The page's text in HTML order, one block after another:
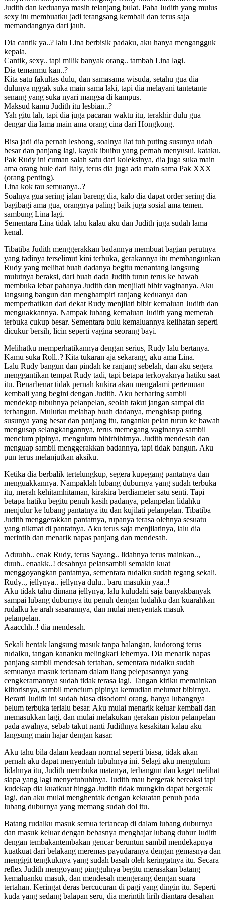
Judith dan keduanya masih telanjang bulat. Paha Judith yang mulus
sexy itu membuatku jadi terangsang kembali dan terus saja
memandangnya dari jauh.
Dia cantik ya..? lalu Lina berbisik padaku, aku hanya mengangguk
kepala.
Cantik, sexy.. tapi milik banyak orang.. tambah Lina lagi.
Dia temanmu kan..?
Kita satu fakultas dulu, dan samasama wisuda, setahu gua dia
dulunya nggak suka main sama laki, tapi dia melayani tantetante
senang yang suka nyari mangsa di kampus.
Maksud kamu Judith itu lesbian..?
Yah gitu lah, tapi dia juga pacaran waktu itu, terakhir dulu gua
dengar dia lama main ama orang cina dari Hongkong.
Bisa jadi dia pernah lesbong, soalnya liat tuh puting susunya udah
besar dan panjang lagi, kayak ibuibu yang pernah menyusui. kataku.
Pak Rudy ini cuman salah satu dari koleksinya, dia juga suka main
ama orang bule dari Italy, terus dia juga ada main sama Pak XXX
(orang penting).
Lina kok tau semuanya..?
Soalnya gua sering jalan bareng dia, kalo dia dapat order sering dia
bagibagi ama gua, orangnya paling baik juga sosial ama temen.
sambung Lina lagi.
Sementara Lina tidak tahu kalau aku dan Judith juga sudah lama
kenal.
Tibatiba Judith menggerakkan badannya membuat bagian perutnya
yang tadinya terselimut kini terbuka, gerakannya itu membangunkan
Rudy yang melihat buah dadanya begitu menantang langsung
mulutnya beraksi, dari buah dada Judith turun terus ke bawah
membuka lebar pahanya Judith dan menjilati bibir vaginanya. Aku
langsung bangun dan menghampiri ranjang keduanya dan
memperhatikan dari dekat Rudy menjilati bibir kemaluan Judith dan
menguakkannya. Nampak lubang kemaluan Judith yang memerah
terbuka cukup besar. Sementara bulu kemaluannya kelihatan seperti
dicukur bersih, licin seperti vagina seorang bayi.
Melihatku memperhatikannya dengan serius, Rudy lalu bertanya.
Kamu suka Roll..? Kita tukaran aja sekarang, aku ama Lina.
Lalu Rudy bangun dan pindah ke ranjang sebelah, dan aku segera
menggantikan tempat Rudy tadi, tapi betapa terkoyaknya hatiku saat
itu. Benarbenar tidak pernah kukira akan mengalami pertemuan
kembali yang begini dengan Judith. Aku berbaring sambil
mendekap tubuhnya pelanpelan, seolah takut jangan sampai dia
terbangun. Mulutku melahap buah dadanya, menghisap puting
susunya yang besar dan panjang itu, tanganku pelan turun ke bawah
mengusap selangkangannya, terus memegang vaginanya sambil
mencium pipinya, mengulum bibirbibirnya. Judith mendesah dan
menguap sambil menggerakkan badannya, tapi tidak bangun. Aku
pun terus melanjutkan aksiku.
Ketika dia berbalik tertelungkup, segera kupegang pantatnya dan
menguakkannya. Nampaklah lubang duburnya yang sudah terbuka
itu, merah kehitamhitaman, kirakira berdiameter satu senti. Tapi
betapa hatiku begitu penuh kasih padanya, pelanpelan lidahku
menjulur ke lubang pantatnya itu dan kujilati pelanpelan. Tibatiba
Judith menggerakkan pantatnya, rupanya terasa olehnya sesuatu
yang nikmat di pantatnya. Aku terus saja menjilatinya, lalu dia
merintih dan menarik napas panjang dan mendesah.
Aduuhh.. enak Rudy, terus Sayang.. lidahnya terus mainkan..,
duuh.. enaakk..! desahnya pelansambil semakin kuat
menggoyangkan pantatnya, sementara rudalku sudah tegang sekali.
Rudy.., jellynya.. jellynya dulu.. baru masukin yaa..!
Aku tidak tahu dimana jellynya, lalu kuludahi saja banyakbanyak
sampai lubang duburnya itu penuh dengan ludahku dan kuarahkan
rudalku ke arah sasarannya, dan mulai menyentak masuk
pelanpelan.
Aaacchh..! dia mendesah.
Sekali hentak langsung masuk tanpa halangan, kudorong terus
rudalku, tangan kananku melingkari lehernya. Dia menarik napas
panjang sambil mendesah tertahan, sementara rudalku sudah
semuanya masuk tertanam dalam liang pelepasannya yang
cengkeramannya sudah tidak terasa lagi. Tangan kiriku memainkan
klitorisnya, sambil mencium pipinya kemudian melumat bibirnya.
Berarti Judith ini sudah biasa disodomi orang, hanya lubangnya
belum terbuka terlalu besar. Aku mulai menarik keluar kembali dan
memasukkan lagi, dan mulai melakukan gerakan piston pelanpelan
pada awalnya, sebab takut nanti Judithnya kesakitan kalau aku
langsung main hajar dengan kasar.
Aku tahu bila dalam keadaan normal seperti biasa, tidak akan
pernah aku dapat menyentuh tubuhnya ini. Selagi aku mengulum
lidahnya itu, Judith membuka matanya, terbangun dan kaget melihat
siapa yang lagi menyetubuhinya. Judith mau bergerak bereaksi tapi
kudekap dia kuatkuat hingga Judith tidak mungkin dapat bergerak
lagi, dan aku mulai menghentak dengan kekuatan penuh pada
lubang duburnya yang memang sudah dol itu.
Batang rudalku masuk semua tertancap di dalam lubang duburnya
dan masuk keluar dengan bebasnya menghajar lubang dubur Judith
dengan tembakantembakan gencar beruntun sambil mendekapnya
kuatkuat dari belakang meremas payudaranya dengan gemasnya dan
mengigit tengkuknya yang sudah basah oleh keringatnya itu. Secara
reflex Judith mengoyang pinggulnya begitu merasakan batang
kemaluanku masuk, dan mendesah mengerang dengan suara
tertahan. Keringat deras bercucuran di pagi yang dingin itu. Seperti
kuda yang sedang balapan seru, dia merintih lirih diantara desahan